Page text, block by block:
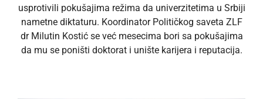
usprotivili pokušajima režima da univerzitetima u Srbiji
nametne diktaturu. Koordinator Političkog saveta ZLF
dr Milutin Kostić se već mesecima bori sa pokušajima
da mu se poništi doktorat i unište karijera i reputacija.